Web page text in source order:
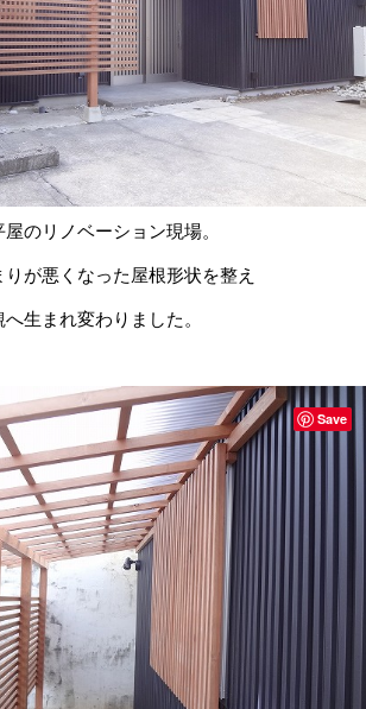
のリノベーション現場。
が悪くなった屋根形状を整え
生まれ変わりました。
Save